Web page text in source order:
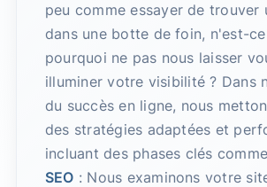
peu comme essayer de trouver
dans une botte de foin, n'est-
pourquoi ne pas nous laisser
illuminer votre visibilité ? Dans
du succès en ligne, nous
des stratégies adaptées et
incluant des phases clés
SEO : Nous examinons votre